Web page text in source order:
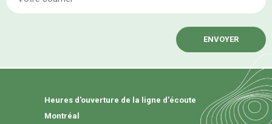
Heures d'ouverture de la ligne d'écoute
Montréal